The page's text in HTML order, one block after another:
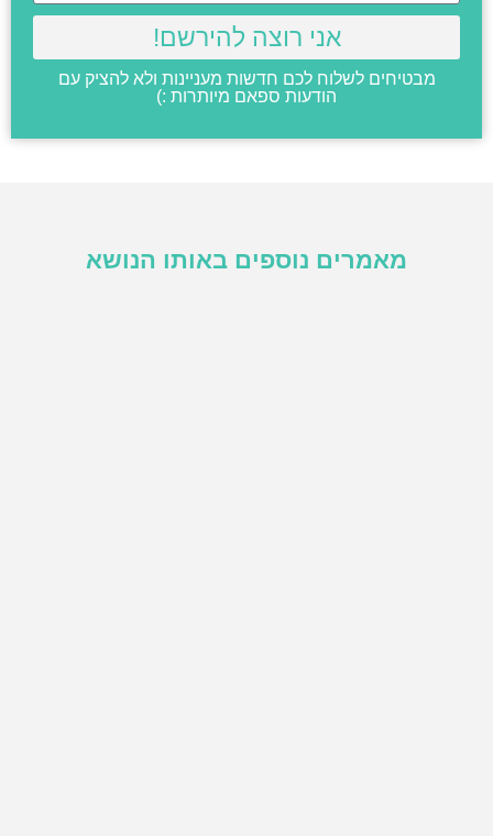
אני רוצה להירשם!
מבטיחים לשלוח לכם חדשות מעניינות ולא להציק עם
הודעות ספאם מיותרות :)
מאמרים נוספים באותו הנושא